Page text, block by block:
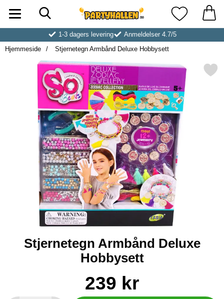
Startsiden for Partyhallen ABMine
1-3 dagers levering
Anmeldelser 4.7/5
Hjemmeside
Stjernetegn Armbånd Deluxe Hobbysett
Merk stjernetegn Armbånd
Stjernetegn Armbånd Deluxe
Hobbysett
Handle dette produktet, Stjernetegn Armbånd Deluxe
pris
239 kr